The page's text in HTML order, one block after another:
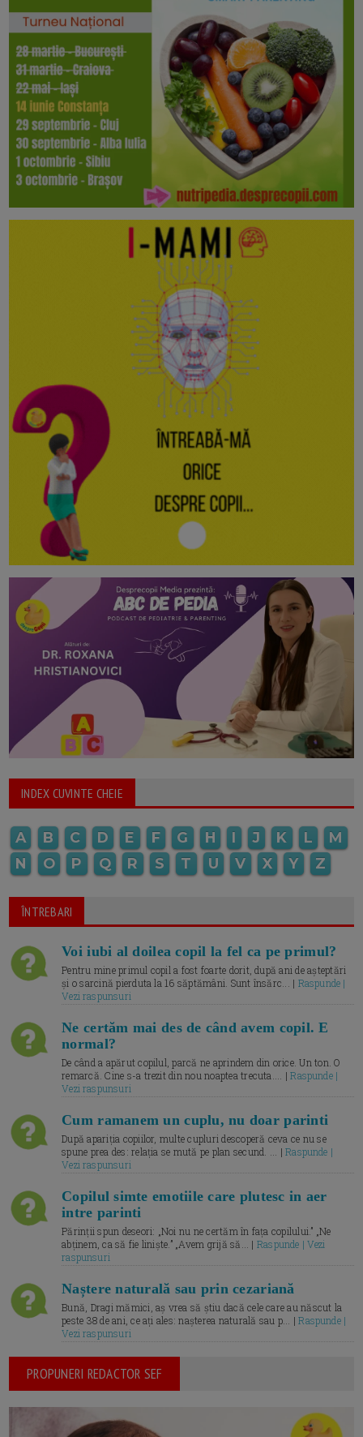
INDEX CUVINTE CHEIE
A B C D E F G H I J K L
M
N
O P Q R S T U V X Y Z
ÎNTREBARI
Voi iubi al doilea copil la fel ca pe primul?
Pentru mine primul copil a fost foarte dorit, după ani de așteptări
și o sarcină pierduta la 16 săptămâni. Sunt însărc... | Raspunde |
Vezi raspunsuri
Ne certăm mai des de când avem copil. E
normal?
De când a apărut copilul, parcă ne aprindem din orice. Un ton. O
remarcă. Cine s-a trezit din nou noaptea trecuta.... |Raspunde |
Vezi raspunsuri
Cum ramanem un cuplu, nu doar parinti
După apariția copiilor, multe cupluri descoperă ceva ce nu se
spune prea des: relația se mută pe plan secund. ... |Raspunde |
Vezi raspunsuri
Copilul simte emotiile care plutesc in aer
intre parinti
Părinții spun deseori: „Noi nu ne certăm în fața copilului.” „Ne
abținem, ca să fie liniște.” „Avem grijă să... | Raspunde | Vezi
raspunsuri
Naștere naturală sau prin cezariană
Bună, Dragi mămici, aș vrea să știu dacă cele care au născut la
peste 38 de ani, ce ați ales: nașterea naturală sau p... |Raspunde |
Vezi raspunsuri
PROPUNERI REDACTOR SEF